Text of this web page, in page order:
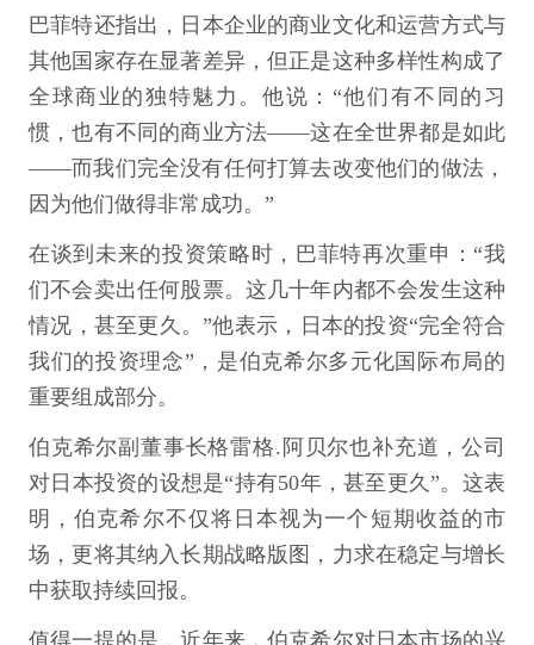
巴菲特还指出，日本企业的商业文化和运营方式与
其他国家存在显著差异，但正是这种多样性构成了
全球商业的独特魅力。他说：“他们有不同的习
惯，也有不同的商业方法——这在全世界都是如此
——而我们完全没有任何打算去改变他们的做法，
因为他们做得非常成功。”
在谈到未来的投资策略时，巴菲特再次重申：“我
们不会卖出任何股票。这几十年内都不会发生这种
情况，甚至更久。”他表示，日本的投资“完全符合
我们的投资理念”，是伯克希尔多元化国际布局的
重要组成部分。
伯克希尔副董事长格雷格.阿贝尔也补充道，公司
对日本投资的设想是“持有50年，甚至更久”。这表
明，伯克希尔不仅将日本视为一个短期收益的市
场，更将其纳入长期战略版图，力求在稳定与增长
中获取持续回报。
值得一提的是，近年来，伯克希尔对日本市场的兴